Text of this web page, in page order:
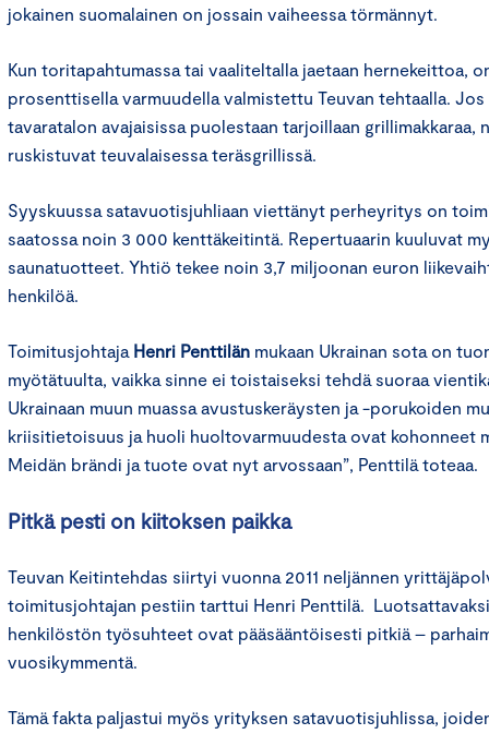
jokainen suomalainen on jossain vaiheessa törmännyt.
Kun toritapahtumassa tai vaaliteltalla jaetaan hernekeittoa,
prosenttisella varmuudella valmistettu Teuvan tehtaalla.
tavaratalon avajaisissa puolestaan tarjoillaan grillimakkaraa,
ruskistuvat teuvalaisessa teräsgrillissä.
Syyskuussa satavuotisjuhliaan viettänyt perheyritys on
saatossa noin 3 000 kenttäkeitintä. Repertuaarin kuuluvat
saunatuotteet. Yhtiö tekee noin 3,7 miljoonan euron
henkilöä.
Toimitusjohtaja Henri Penttilän mukaan Ukrainan sota on
myötätuulta, vaikka sinne ei toistaiseksi tehdä suoraa
Ukrainaan muun muassa avustuskeräysten ja -porukoiden
kriisitietoisuus ja huoli huoltovarmuudesta ovat kohonneet
Meidän brändi ja tuote ovat nyt arvossaan”, Penttilä toteaa.
Pitkä pesti on kiitoksen paikka
Teuvan Keitintehdas siirtyi vuonna 2011 neljännen
toimitusjohtajan pestiin tarttui Henri Penttilä.
henkilöstön työsuhteet ovat pääsääntöisesti pitkiä –
vuosikymmentä.
Tämä fakta paljastui myös yrityksen satavuotisjuhlissa,